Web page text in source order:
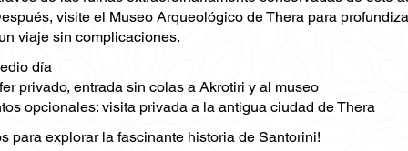
visite el Museo Arqueológico de Thera para
viaje sin complicaciones.
día
privado, entrada sin colas a Akrotiri y al museo
opcionales: visita privada a la antigua ciudad de Thera
para explorar la fascinante historia de Santorini!